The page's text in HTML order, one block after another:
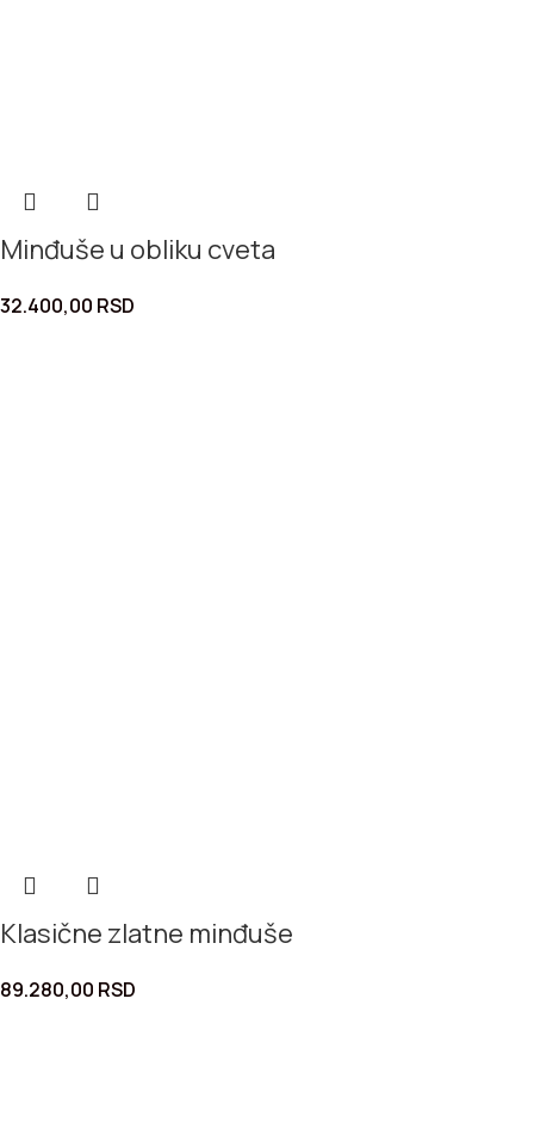
Minđuše u obliku cveta
32.400,00 RSD
Klasične zlatne minđuše
89.280,00 RSD